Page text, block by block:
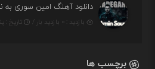
دانلود آهنگ امین سوری به
بازدید : ۰ بازدید بار / تاریخ :
برچسب ها